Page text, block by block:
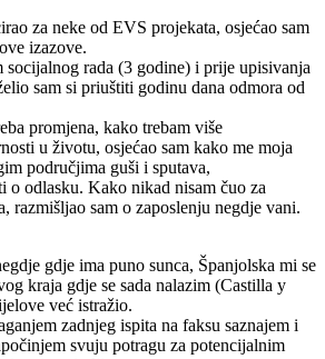
za neke od EVS projekata, osjećao sam
izazove.
socijalnog rada (3 godine) i prije upisivanja
sam si priuštiti godinu dana odmora od
promjena, kako trebam više
u životu, osjećao sam kako me moja
područjima guši i sputava,
o odlasku. Kako nikad nisam čuo za
razmišljao sam o zaposlenju negdje vani.
gdje ima puno sunca, Španjolska mi se
kraja gdje se sada nalazim (Castilla y
već istražio.
zadnjeg ispita na faksu saznajem i
svuju potragu za potencijalnim